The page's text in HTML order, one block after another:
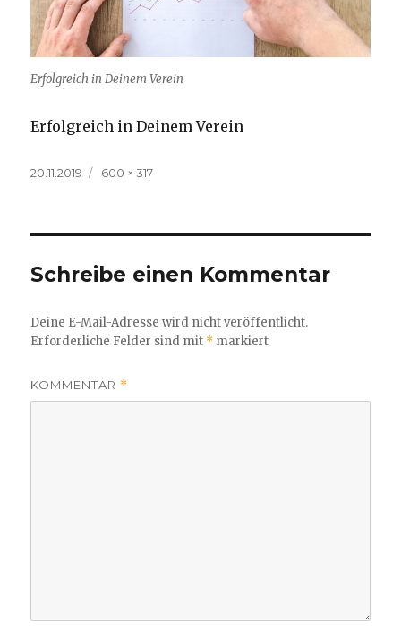
Erfolgreich in Deinem Verein
Erfolgreich in Deinem Verein
Veröffentlicht
20.11.2019
Volle
600 × 317
Schreibe einen Kommentar
Deine E-Mail-Adresse wird nicht veröffentlicht.
Erforderliche Felder sind mit * markiert
KOMMENTAR *